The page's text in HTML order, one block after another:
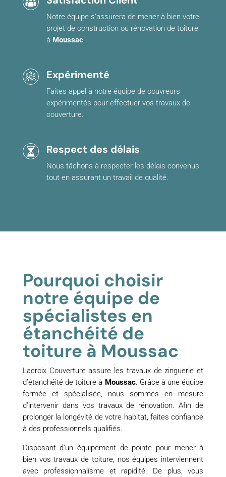
Notre équipe s’assurera de mener à bien votre
projet de construction ou rénovation de toiture
à Moussac
Expérimenté
Faites appel à notre équipe de couvreurs
expérimentés pour effectuer vos travaux de
couverture.
Respect des délais
Nous tâchons à respecter les délais convenus
tout en assurant un travail de qualité.
Pourquoi choisir
notre équipe de
spécialistes en
étanchéité de
toiture à Moussac
Lacroix Couverture assure les travaux de zinguerie et
d’étanchéité de toiture à Moussac. Grâce à une équipe
formée et spécialisée, nous sommes en mesure
d’intervenir dans vos travaux de rénovation. Afin de
prolonger la longévité de votre habitat, faites confiance
à des professionnels qualifiés.
Disposant d’un équipement de pointe pour mener à
bien vos travaux de toiture, nos équipes interviennent
avec professionnalisme et rapidité. De plus, vous